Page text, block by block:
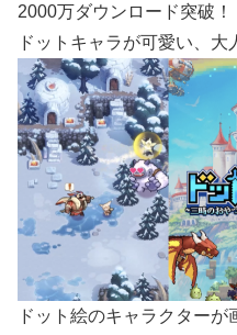
2000万ダウンロード突破！
ドットキャラが可愛い、
ドット絵のキャラクターが